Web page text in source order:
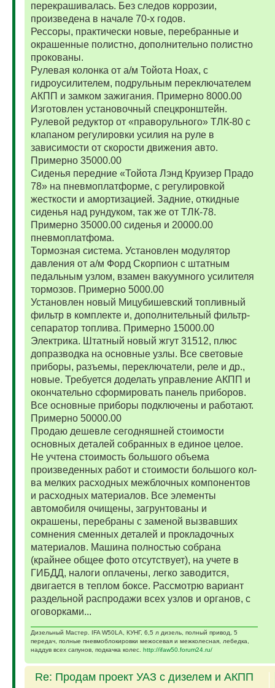
перекрашивалась. Без следов коррозии,
произведена в начале 70-х годов.
Рессоры, практически новые, перебранные и
окрашенные полистно, дополнительно полистно
прокованы.
Рулевая колонка от а/м Тойота Ноах, с
гидроусилителем, подрульным переключателем
АКПП и замком зажигания. Примерно 8000.00
Изготовлен установочный спецкронштейн.
Рулевой редуктор от «праворульного» ТЛК-80 с
клапаном регулировки усилия на руле в
зависимости от скорости движения авто.
Примерно 35000.00
Сиденья передние «Тойота Лэнд Круизер Прадо
78» на пневмоплатформе, с регулировкой
жесткости и амортизацией. Задние, откидные
сиденья над рундуком, так же от ТЛК-78.
Примерно 35000.00 сиденья и 20000.00
пневмоплатфома.
Тормозная система. Установлен модулятор
давления от а/м Форд Скорпион с штатным
педальным узлом, взамен вакуумного усилителя
тормозов. Примерно 5000.00
Установлен новый Мицубишевский топливный
фильтр в комплекте и, дополнительный фильтр-
сепаратор топлива. Примерно 15000.00
Электрика. Штатный новый жгут 31512, плюс
допразводка на основные узлы. Все световые
приборы, разъемы, переключатели, реле и др.,
новые. Требуется доделать управление АКПП и
окончательно сформировать панель приборов.
Все основные приборы подключены и работают.
Примерно 50000.00
Продаю дешевле сегодняшней стоимости
основных деталей собранных в единое целое.
Не учтена стоимость большого объема
произведенных работ и стоимости большого кол-
ва мелких расходных межблочных компонентов
и расходных материалов. Все элементы
автомобиля очищены, загрунтованы и
окрашены, перебраны с заменой вызвавших
сомнения сменных деталей и прокладочных
материалов. Машина полностью собрана
(крайнее общее фото отсутствует), на учете в
ГИБДД, налоги оплачены, легко заводится,
двигается в теплом боксе. Рассмотрю вариант
раздельной распродажи всех узлов и органов, с
оговорками...
Дизельный Мастер. IFA W50LA, КУНГ, 6,5 л дизель, полный привод, 5
передач, полные пневмоблокировки межосевая и межколесная, лебедка,
наддув всех сапунов, подкачка колес. http://ifaw50.forum24.ru/
Re: Продам проект УАЗ с дизелем и АКПП